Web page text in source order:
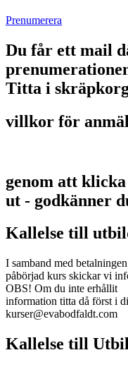
Prenumerera
Du får ett mail
Titta i
villkor för
genom att
ut - godkänner
Kallelse till
I samband med
påbörjad kurs skickar vi
OBS! Om du inte erhållit
information titta då först i
kurser@evabodfaldt.com
Kallelse till